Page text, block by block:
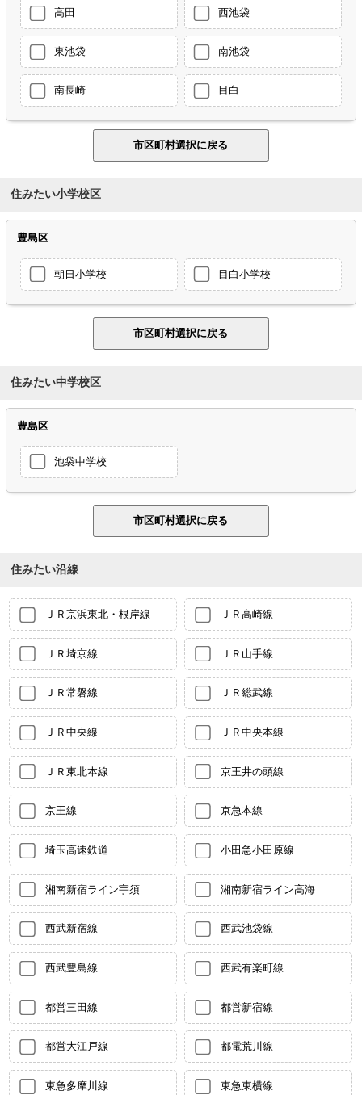
高田 西池袋
東池袋 南池袋
南長崎 目白
住みたい小学校区
豊島区
朝日小学校 目白小学校
住みたい中学校区
豊島区
池袋中学校
住みたい沿線
ＪＲ京浜東北・根岸線 ＪＲ高崎線
ＪＲ埼京線 ＪＲ山手線
ＪＲ常磐線 ＪＲ総武線
ＪＲ中央線 ＪＲ中央本線
ＪＲ東北本線 京王井の頭線
京王線 京急本線
埼玉高速鉄道 小田急小田原線
湘南新宿ライン宇須 湘南新宿ライン高海
西武新宿線 西武池袋線
西武豊島線 西武有楽町線
都営三田線 都営新宿線
都営大江戸線 都電荒川線
東急多摩川線 東急東横線